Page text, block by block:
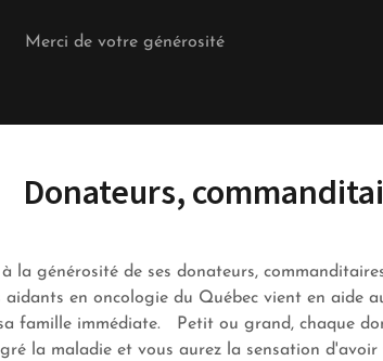
Merci de votre générosité
Donateurs,
à la générosité de ses donateurs,
aidants en oncologie du Québec vient en aide
famille immédiate. Petit ou grand, chaque
la maladie et vous aurez la sensation